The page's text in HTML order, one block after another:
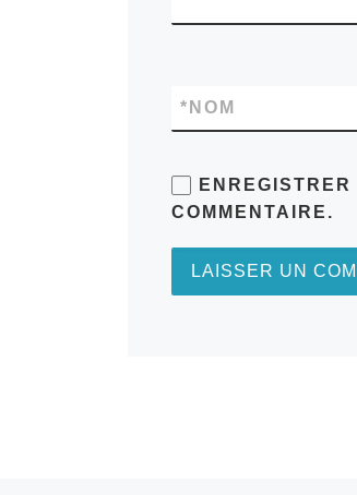
NOM
*
COMMENTAIRE.